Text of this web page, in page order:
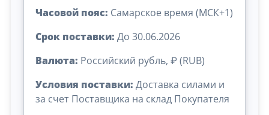
Часовой пояс: Самарское время (МСК+1)
Срок поставки: До 30.06.2026
Валюта: Российский рубль, ₽ (RUB)
Условия поставки: Доставка силами и
за счет Поставщика на склад Покупателя